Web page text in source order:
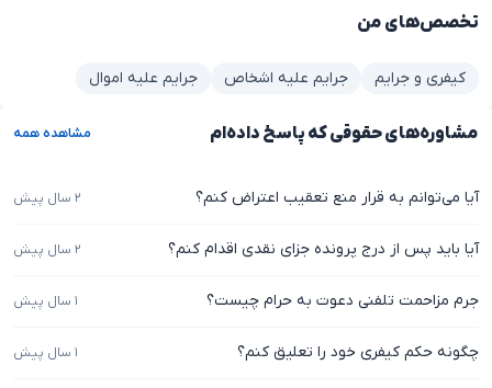
تخصص‌های من
کیفری و جرایم جرایم علیه اشخاص جرایم علیه اموال
مشاوره‌های حقوقی که پاسخ داده‌ام مشاهده همه
آیا می‌توانم به قرار منع تعقیب اعتراض کنم؟ ۲ سال پیش
آیا باید پس از درج پرونده جزای نقدی اقدام کنم؟ ۲ سال پیش
جرم مزاحمت تلفنی دعوت به حرام چیست؟ ۱ سال پیش
چگونه حکم کیفری خود را تعلیق کنم؟ ۱ سال پیش